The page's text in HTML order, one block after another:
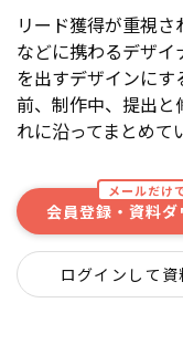
リード獲得が重視さ
などに携わるデザ
を出すデザインに
前、制作中、提出
れに沿ってまとめて
メールだけ
会員登録・資料
ログインして